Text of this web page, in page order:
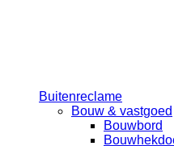
Buitenreclame
Bouw & vastgoed
Bouwbord